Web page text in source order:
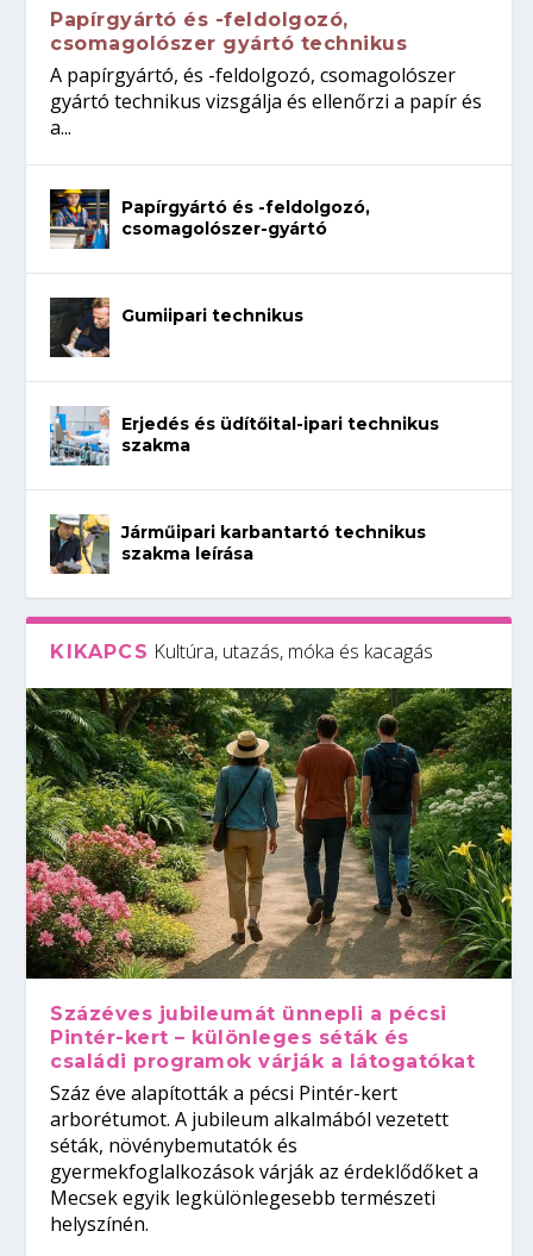
Papírgyártó és -feldolgozó,
csomagolószer gyártó technikus
A papírgyártó, és -feldolgozó, csomagolószer
gyártó technikus vizsgálja és ellenőrzi a papír és
a...
Papírgyártó és -feldolgozó,
csomagolószer-gyártó
Gumiipari technikus
Erjedés és üdítőital-ipari technikus
szakma
Járműipari karbantartó technikus
szakma leírása
KIKAPCS Kultúra, utazás, móka és kacagás
Százéves jubileumát ünnepli a pécsi
Pintér-kert – különleges séták és
családi programok várják a látogatókat
Száz éve alapították a pécsi Pintér-kert
arborétumot. A jubileum alkalmából vezetett
séták, növénybemutatók és
gyermekfoglalkozások várják az érdeklődőket a
Mecsek egyik legkülönlegesebb természeti
helyszínén.